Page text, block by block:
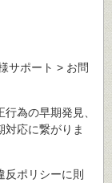
サポート > お問
為の早期発見、
対応に繋がりま
ポリシーに則